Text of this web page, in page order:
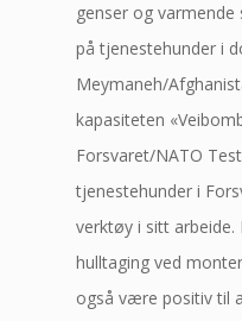
genser og varmende
på tjenestehunder i
Meymaneh/
kapasiteten
Forsvaret/NATO
tjenestehunder i
verktøy i sitt arbeide.
hulltaging ved
også være positiv til